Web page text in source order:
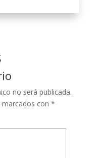
no será publicada.
con *